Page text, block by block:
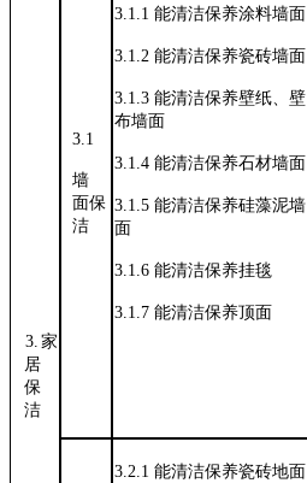
3.家
居
保
洁
3.1
墙
面保
洁
3.1.1能清洁保养涂料墙面
3.1.2能清洁保养瓷砖墙面
3.1.3能清洁保养壁纸、壁
布墙面
3.1.4能清洁保养石材墙面
3.1.5能清洁保养硅藻泥墙
面
3.1.6能清洁保养挂毯
3.1.7能清洁保养顶面
3.2.1能清洁保养瓷砖地面